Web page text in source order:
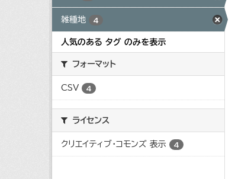
雑種地 4
人気のある タグ のみを表示
フォーマット
CSV 4
ライセンス
クリエイティブ・コモンズ 表示 4